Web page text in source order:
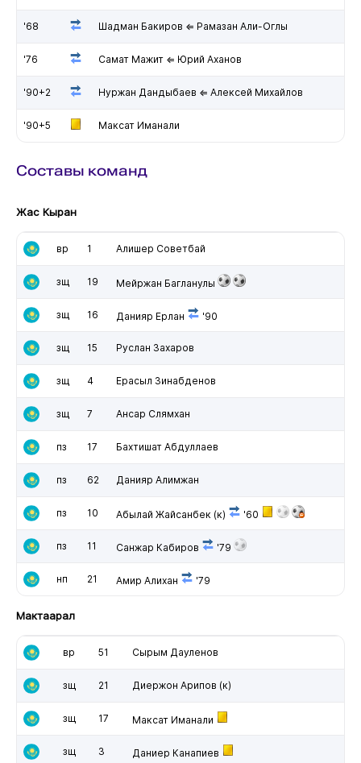
'68 Шадман Бакиров ⇐ Рамазан Али-Оглы
'76 Самат Мажит ⇐ Юрий Аханов
'90+2 Нуржан Дандыбаев ⇐ Алексей Михайлов
'90+5 Максат Иманали
Составы команд
Жас Кыран
вр 1 Алишер Советбай
зщ 19 Мейржан Багланулы
зщ 16 Данияр Ерлан '90
зщ 15 Руслан Захаров
зщ 4 Ерасыл Зинабденов
зщ 7 Ансар Слямхан
пз 17 Бахтишат Абдуллаев
пз 62 Данияр Алимжан
пз 10 Абылай Жайсанбек (к) '60
пз 11 Санжар Кабиров '79
нп 21 Амир Алихан '79
Мактаарал
вр 51 Сырым Дауленов
зщ 21 Диержон Арипов (к)
зщ 17 Максат Иманали
зщ 3 Даниер Канапиев